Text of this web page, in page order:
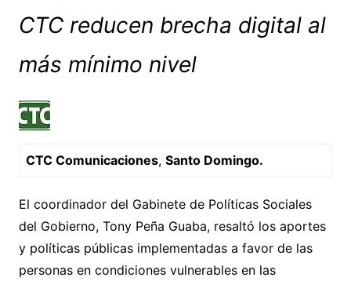
CTC reducen brecha digital al
más mínimo nivel
CTC Comunicaciones, Santo Domingo.
El coordinador del Gabinete de Políticas Sociales
del Gobierno, Tony Peña Guaba, resaltó los aportes
y políticas públicas implementadas a favor de las
personas en condiciones vulnerables en las